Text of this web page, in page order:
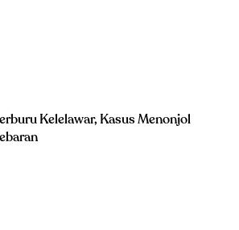
Kelelawar, Kasus Menonjol